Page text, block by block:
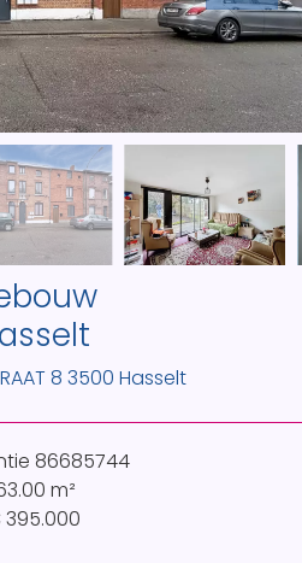
8 3500 Hasselt
86685744
m²